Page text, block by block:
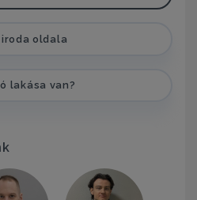
iroda oldala
lakása van?